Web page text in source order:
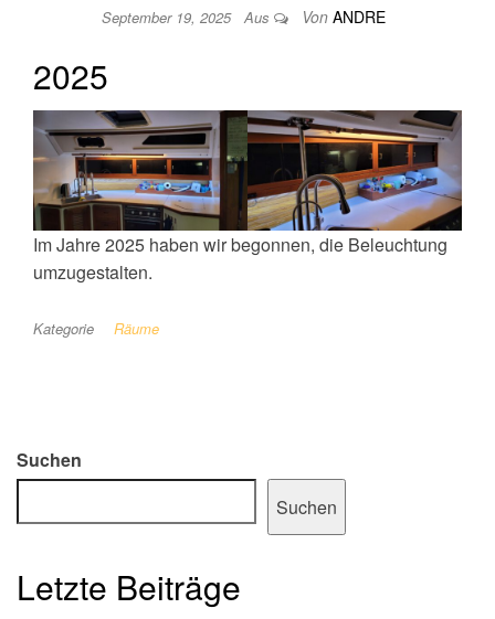
September 19, 2025 Aus Von ANDRE
2025
Im Jahre 2025 haben wir begonnen, die Beleuchtung
umzugestalten.
Kategorie Räume
Suchen
Suchen
Letzte Beiträge